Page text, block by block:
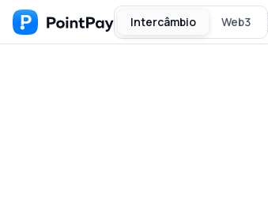
Intercâmbio Web3